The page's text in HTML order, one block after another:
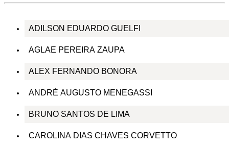
ADILSON EDUARDO GUELFI
AGLAE PEREIRA ZAUPA
ALEX FERNANDO BONORA
ANDRÉ AUGUSTO MENEGASSI
BRUNO SANTOS DE LIMA
CAROLINA DIAS CHAVES CORVETTO